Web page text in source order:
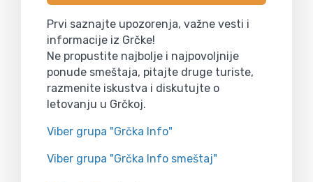
Prvi saznajte upozorenja, važne vesti i
informacije iz Grčke!
Ne propustite najbolje i najpovoljnije
ponude smeštaja, pitajte druge turiste,
razmenite iskustva i diskutujte o
letovanju u Grčkoj.
Viber grupa "Grčka Info"
Viber grupa "Grčka Info smeštaj"